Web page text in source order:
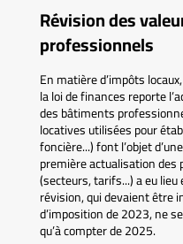
Révision des
professionnels
En matière d’impôts
la loi de finances reporte
des bâtiments
locatives utilisées pour
foncière...) font l’objet
première actualisation des
(secteurs, tarifs...) a eu
révision, qui devaient être
d’imposition de 2023, ne
qu’à compter de 2025.